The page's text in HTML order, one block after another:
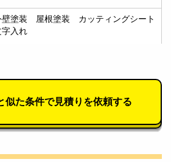
壁塗装　屋根塗装　カッティングシート
字入れ
似た条件で見積りを依頼する